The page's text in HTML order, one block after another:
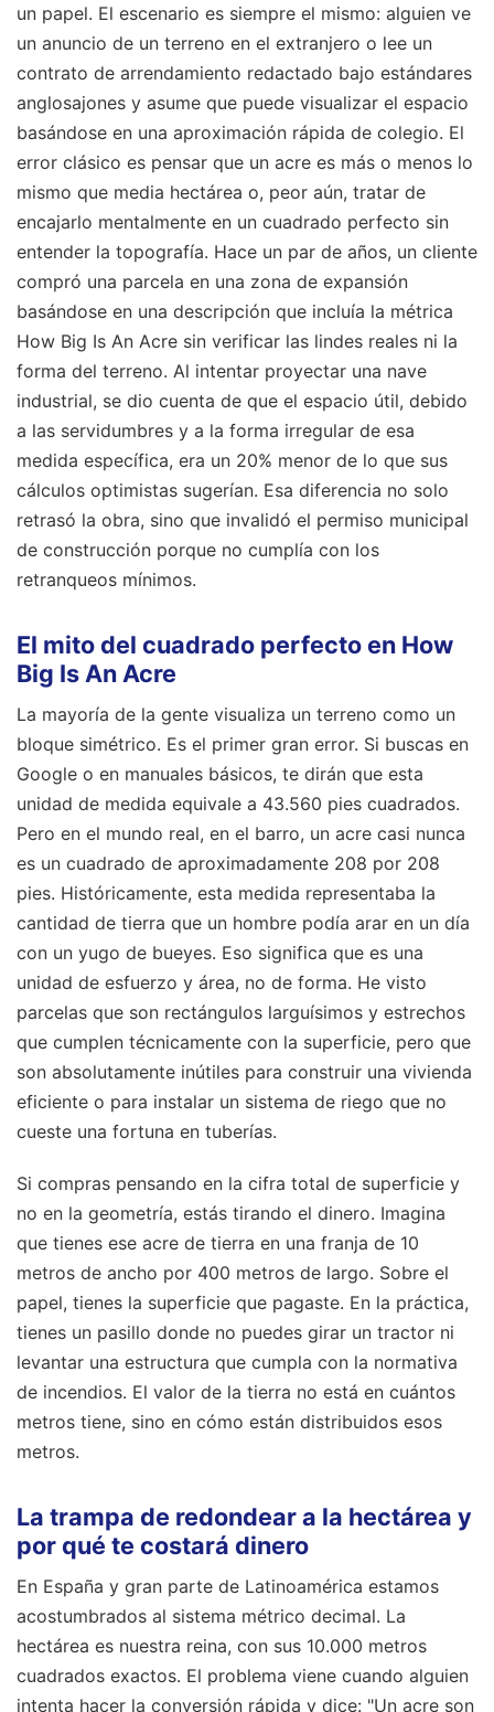
un papel. El escenario es siempre el mismo: alguien ve
un anuncio de un terreno en el extranjero o lee un
contrato de arrendamiento redactado bajo estándares
anglosajones y asume que puede visualizar el espacio
basándose en una aproximación rápida de colegio. El
error clásico es pensar que un acre es más o menos lo
mismo que media hectárea o, peor aún, tratar de
encajarlo mentalmente en un cuadrado perfecto sin
entender la topografía. Hace un par de años, un cliente
compró una parcela en una zona de expansión
basándose en una descripción que incluía la métrica
How Big Is An Acre sin verificar las lindes reales ni la
forma del terreno. Al intentar proyectar una nave
industrial, se dio cuenta de que el espacio útil, debido
a las servidumbres y a la forma irregular de esa
medida específica, era un 20% menor de lo que sus
cálculos optimistas sugerían. Esa diferencia no solo
retrasó la obra, sino que invalidó el permiso municipal
de construcción porque no cumplía con los
retranqueos mínimos.
El mito del cuadrado perfecto en How
Big Is An Acre
La mayoría de la gente visualiza un terreno como un
bloque simétrico. Es el primer gran error. Si buscas en
Google o en manuales básicos, te dirán que esta
unidad de medida equivale a 43.560 pies cuadrados.
Pero en el mundo real, en el barro, un acre casi nunca
es un cuadrado de aproximadamente 208 por 208
pies. Históricamente, esta medida representaba la
cantidad de tierra que un hombre podía arar en un día
con un yugo de bueyes. Eso significa que es una
unidad de esfuerzo y área, no de forma. He visto
parcelas que son rectángulos larguísimos y estrechos
que cumplen técnicamente con la superficie, pero que
son absolutamente inútiles para construir una vivienda
eficiente o para instalar un sistema de riego que no
cueste una fortuna en tuberías.
Si compras pensando en la cifra total de superficie y
no en la geometría, estás tirando el dinero. Imagina
que tienes ese acre de tierra en una franja de 10
metros de ancho por 400 metros de largo. Sobre el
papel, tienes la superficie que pagaste. En la práctica,
tienes un pasillo donde no puedes girar un tractor ni
levantar una estructura que cumpla con la normativa
de incendios. El valor de la tierra no está en cuántos
metros tiene, sino en cómo están distribuidos esos
metros.
La trampa de redondear a la hectárea y
por qué te costará dinero
En España y gran parte de Latinoamérica estamos
acostumbrados al sistema métrico decimal. La
hectárea es nuestra reina, con sus 10.000 metros
cuadrados exactos. El problema viene cuando alguien
intenta hacer la conversión rápida y dice: "Un acre son